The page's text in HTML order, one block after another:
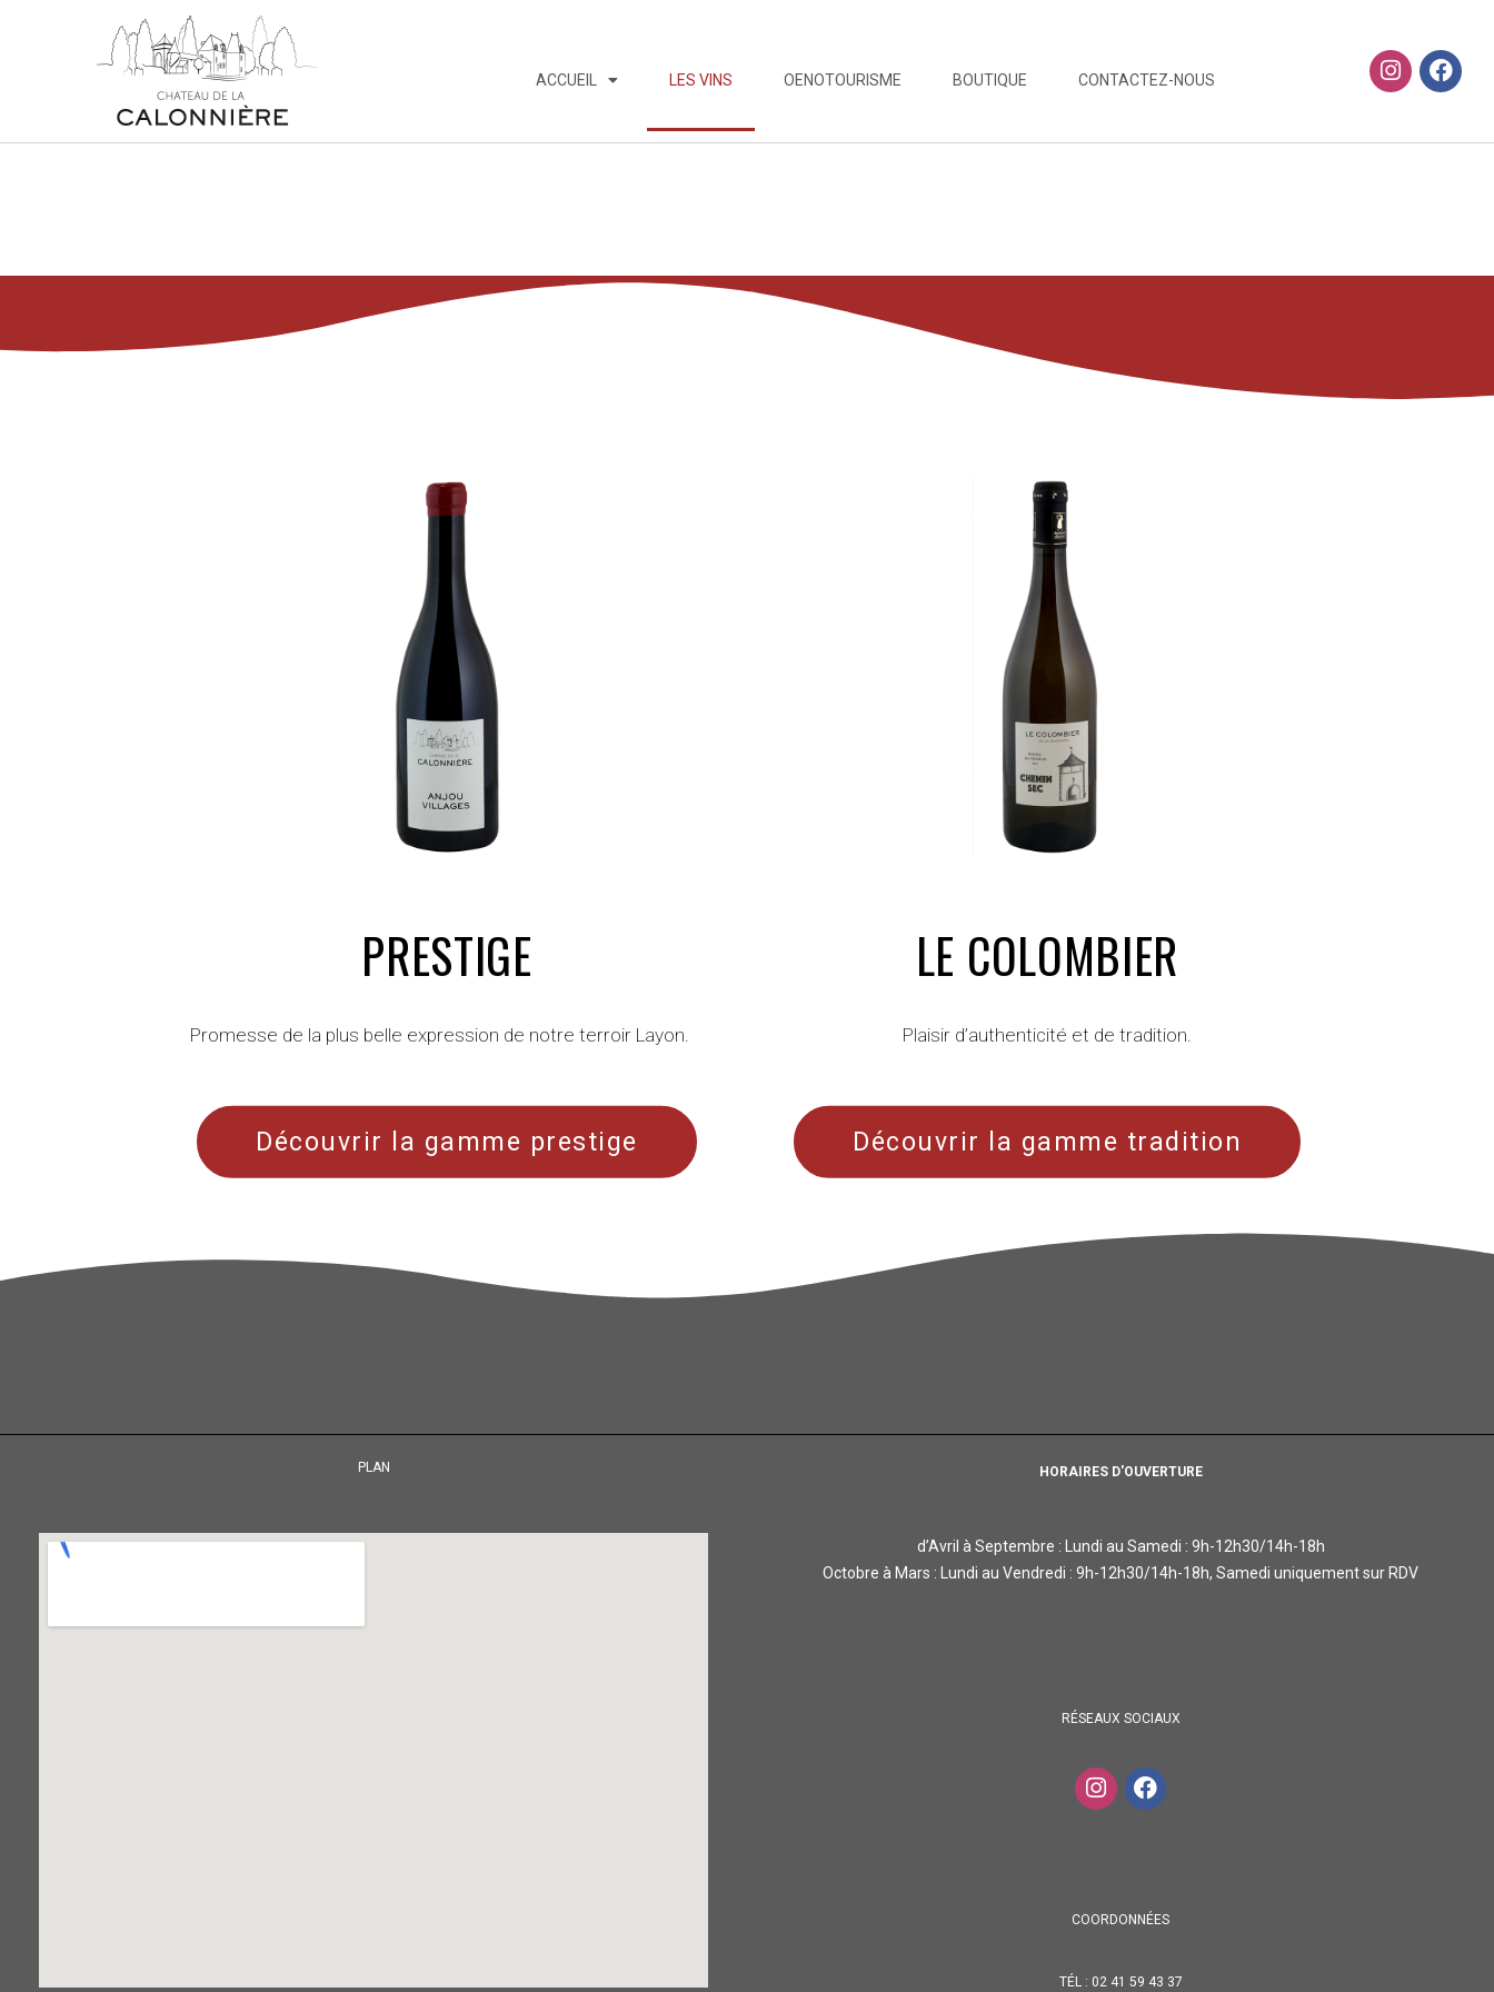
ACCUEIL LES VINS OENOTOURISME BOUTIQUE CONTACTEZ-NOUS
PRESTIGE
Promesse de la plus belle expression de notre terroir Layon.
Découvrir la gamme prestige
LE COLOMBIER
Plaisir d’authenticité et de tradition.
Découvrir la gamme tradition
PLAN HORAIRES D'OUVERTURE
d’Avril à Septembre : Lundi au Samedi : 9h-12h30/14h-18h
Octobre à Mars : Lundi au Vendredi : 9h-12h30/14h-18h, Samedi uniquement sur RDV
RÉSEAUX SOCIAUX
COORDONNÉES
TÉL : 02 41 59 43 37